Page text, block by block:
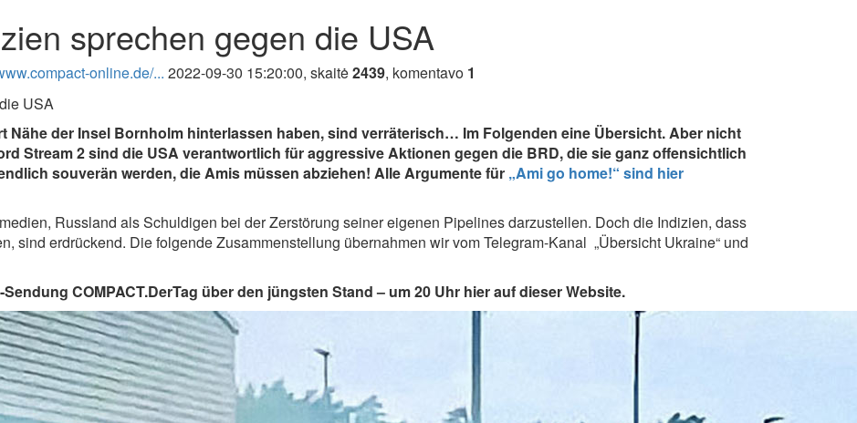
sprechen gegen die USA
online.de/... 2022-09-30 15:20:00, skaitė2439, komentavo 1
Nähe der Insel Bornholm hinterlassen haben, sind verräterisch… Im Folgenden eine Übersicht. Aber nicht
Stream 2 sind die USA verantwortlich für aggressive Aktionen gegen die BRD, die sie ganz offensichtlich
souverän werden, die Amis müssen abziehen! Alle Argumente für „Ami go home!“ sind hier
Russland als Schuldigen bei der Zerstörung seiner eigenen Pipelines darzustellen. Doch die Indizien, dass
sind erdrückend. Die folgende Zusammenstellung übernahmen wir vom Telegram-Kanal „Übersicht Ukraine“ und
COMPACT.DerTag über den jüngsten Stand – um 20 Uhr hier auf dieser Website.